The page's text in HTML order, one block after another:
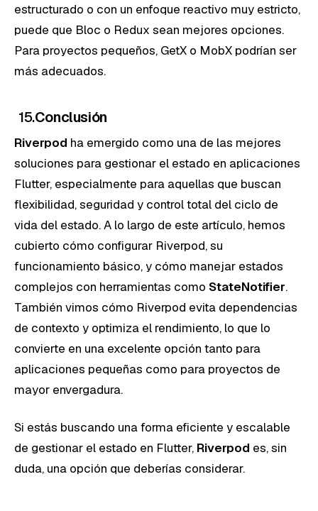
estructurado o con un enfoque reactivo muy estricto,
puede que Bloc o Redux sean mejores opciones.
Para proyectos pequeños, GetX o MobX podrían ser
más adecuados.
15.Conclusión
Riverpod ha emergido como una de las mejores
soluciones para gestionar el estado en aplicaciones
Flutter, especialmente para aquellas que buscan
flexibilidad, seguridad y control total del ciclo de
vida del estado. A lo largo de este artículo, hemos
cubierto cómo configurar Riverpod, su
funcionamiento básico, y cómo manejar estados
complejos con herramientas como StateNotifier.
También vimos cómo Riverpod evita dependencias
de contexto y optimiza el rendimiento, lo que lo
convierte en una excelente opción tanto para
aplicaciones pequeñas como para proyectos de
mayor envergadura.
Si estás buscando una forma eficiente y escalable
de gestionar el estado en Flutter, Riverpod es, sin
duda, una opción que deberías considerar.